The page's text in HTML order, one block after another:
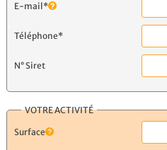
E-mail*
Téléphone*
N° Siret
VOTRE ACTIVITÉ
Surface